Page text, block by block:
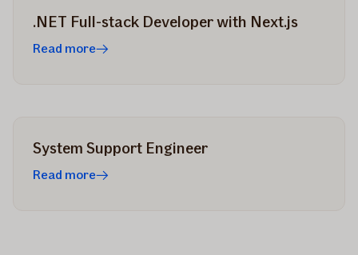
.NET Full-stack Developer with Next.js
Read more
System Support Engineer
Read more